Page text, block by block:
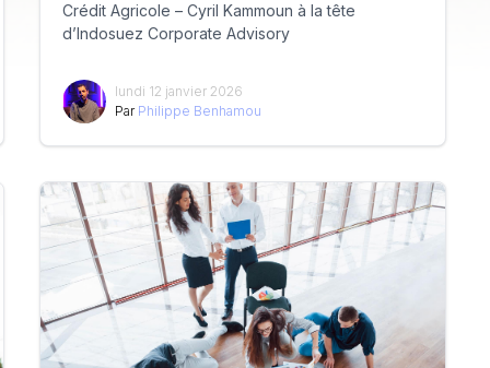
Crédit Agricole – Cyril Kammoun à la tête
d’Indosuez Corporate Advisory
lundi 12 janvier 2026
Par Philippe Benhamou